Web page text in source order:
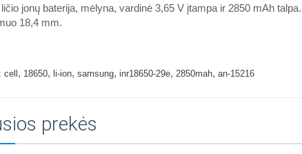
ličio jonų baterija, mėlyna, vardinė 3,65 V įtampa ir 2850 mAh
18,4 mm.
cell , 18650, li-ion, samsung, inr18650-29e, 2850mah, an-15216
prekės